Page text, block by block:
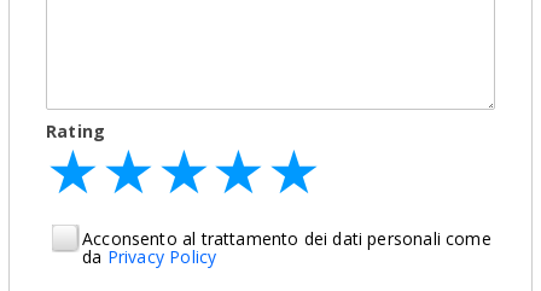
Rating
★
★★
★★★
★★★★
★★★★★
Acconsento al trattamento dei dati personali come
da Privacy Policy